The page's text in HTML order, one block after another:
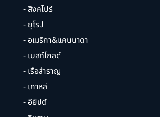
- สิงคโปร์
- ยุโรป
- อเมริกา&แคนนาดา
- เบสท์โกลด์
- เรือสำราญ
- เกาหลี
- อียิปต์